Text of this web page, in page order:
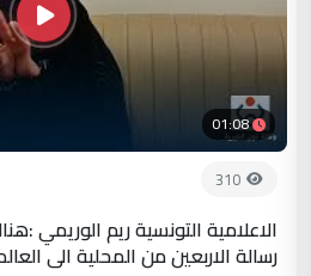
01:08
310
الاعلامية التونسية ريم الوريمي
رسالة الاربعين من المحلية الى